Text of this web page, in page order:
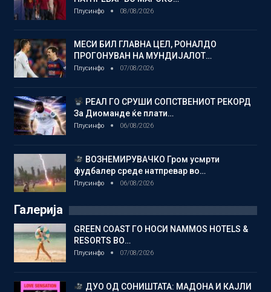
Плусинфо 08/08/2026
МЕСИ БИЛ ГЛАВНА ЦЕЛ, РОНАЛДО
ПРОГОНУВАН НА МУНДИЈАЛОТ…
Плусинфо 07/08/2026
РЕАЛ ГО СРУШИ СОПСТВЕНИОТ РЕКОРД
За Диоманде ќе плати…
Плусинфо 06/08/2026
ВОЗНЕМИРУВАЧКО Гром усмрти
фудбалер среде натпревар во…
Плусинфо 06/08/2026
Галерија
GREEN COAST ГО НОСИ NAMMOS HOTELS &
RESORTS ВО…
Плусинфо 07/08/2026
ДУО ОД СОНИШТАТА: МАДОНА И КАЈЛИ